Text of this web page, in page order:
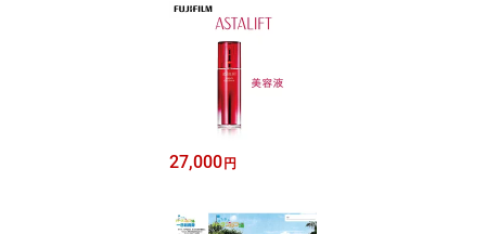
27,000 円